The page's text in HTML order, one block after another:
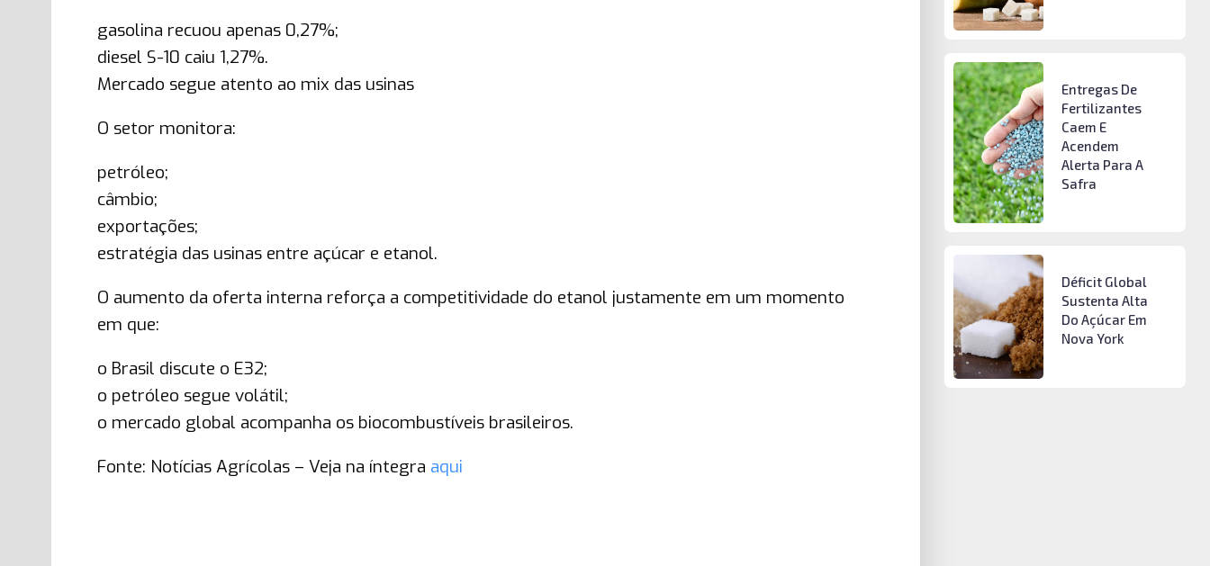
gasolina recuou apenas 0,27%;
diesel S-10 caiu 1,27%.
Mercado segue atento ao mix das usinas
O setor monitora:
petróleo;
câmbio;
exportações;
estratégia das usinas entre açúcar e etanol.
O aumento da oferta interna reforça a competitividade do etanol justamente em um momento
em que:
o Brasil discute o E32;
o petróleo segue volátil;
o mercado global acompanha os biocombustíveis brasileiros.
Fonte: Notícias Agrícolas – Veja na íntegra aqui
Entregas De
Fertilizantes
Caem E
Acendem
Alerta Para A
Safra
Déficit Global
Sustenta Alta
Do Açúcar Em
Nova York